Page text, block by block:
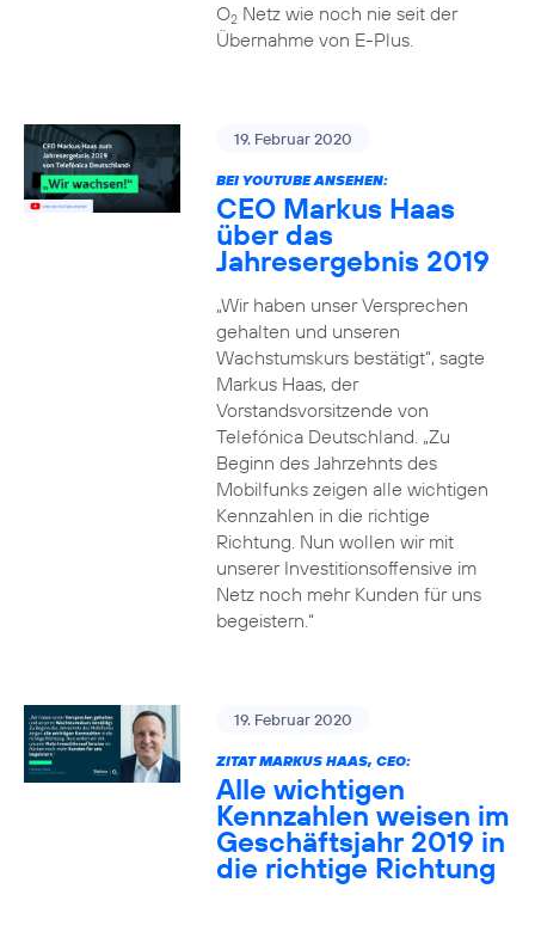
O2Netz wie noch nie seit der
Übernahme von E-Plus.
19. Februar 2020
BEI YOUTUBE ANSEHEN:
CEO Markus Haas
über das
Jahresergebnis 2019
„Wir haben unser Versprechen
gehalten und unseren
Wachstumskurs bestätigt“, sagte
Markus Haas, der
Vorstandsvorsitzende von
Telefónica Deutschland. „Zu
Beginn des Jahrzehnts des
Mobilfunks zeigen alle wichtigen
Kennzahlen in die richtige
Richtung. Nun wollen wir mit
unserer Investitionsoffensive im
Netz noch mehr Kunden für uns
begeistern.“
19. Februar 2020
ZITAT MARKUS HAAS, CEO:
Alle wichtigen
Kennzahlen weisen im
Geschäftsjahr 2019 in
die richtige Richtung